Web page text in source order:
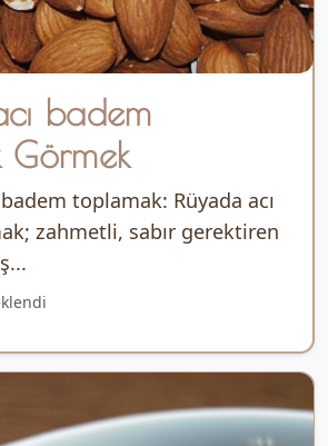
badem
Görmek
toplamak: Rüyada acı
zahmetli, sabır gerektiren